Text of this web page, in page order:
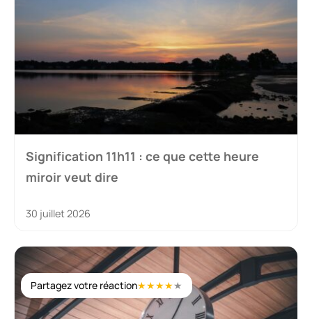
Signification 11h11 : ce que cette heure
miroir veut dire
30 juillet 2026
Partagez votre réaction★★★★★